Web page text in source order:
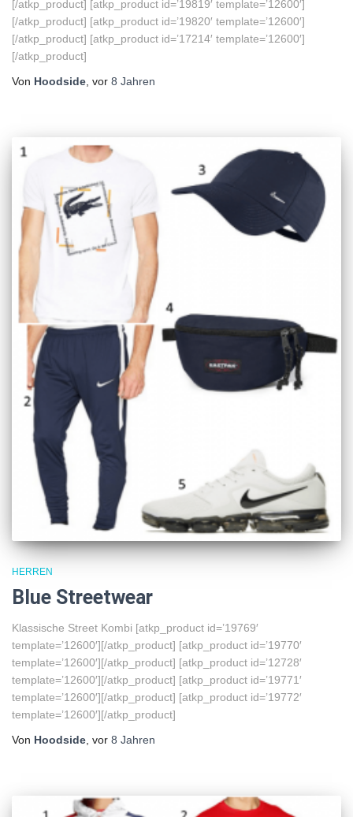
[/atkp_product] [atkp_product id=’19819′ template=’12600′]
[/atkp_product] [atkp_product id=’19820′ template=’12600′]
[/atkp_product] [atkp_product id=’17214′ template=’12600′]
[/atkp_product]
Von Hoodside , vor 8 Jahren
HERREN
Blue Streetwear
Klassische Street Kombi [atkp_product id=’19769′
template=’12600′][/atkp_product] [atkp_product id=’19770′
template=’12600′][/atkp_product] [atkp_product id=’12728′
template=’12600′][/atkp_product] [atkp_product id=’19771′
template=’12600′][/atkp_product] [atkp_product id=’19772′
template=’12600′][/atkp_product]
Von Hoodside , vor 8 Jahren